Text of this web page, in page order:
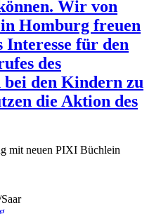
Wir von
Homburg freuen
Interesse für den
des
bei den Kindern zu
die Aktion des
mit neuen PIXI Büchlein